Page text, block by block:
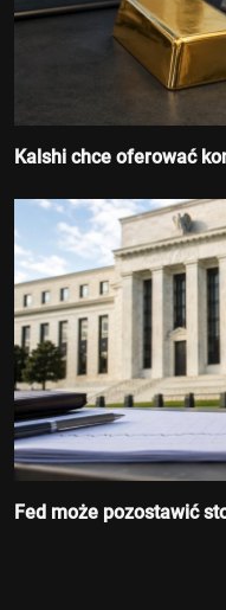
Kalshi chce oferować
Fed może pozostawić